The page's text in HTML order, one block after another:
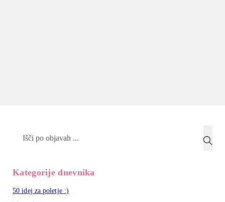
Search
Kategorije dnevnika
50 idej za poletje :)